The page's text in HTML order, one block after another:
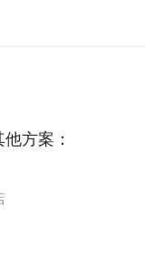
方案：